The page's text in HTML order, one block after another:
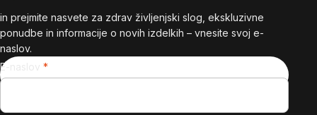
in prejmite nasvete za zdrav življenjski slog, ekskluzivne
ponudbe in informacije o novih izdelkih – vnesite svoj e-
naslov.
E-naslov